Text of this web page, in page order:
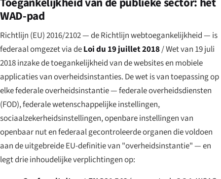
WAD-pad
Richtlijn (EU) 2016/2102 — de Richtlijn webtoegankelijkheid — is
federaal omgezet via deLoi du 19 juillet 2018/Wet van 19 juli
2018 inzake de toegankelijkheid van de websites en mobiele
applicaties van overheidsinstanties. De wet is van toepassing op
elke federale overheidsinstantie — federale overheidsdiensten
(FOD), federale wetenschappelijke instellingen,
sociaalzekerheidsinstellingen, openbare instellingen van
openbaar nut en federaal gecontroleerde organen die voldoen
aan de uitgebreide EU-definitie van "overheidsinstantie" — en
legt drie inhoudelijke verplichtingen op: